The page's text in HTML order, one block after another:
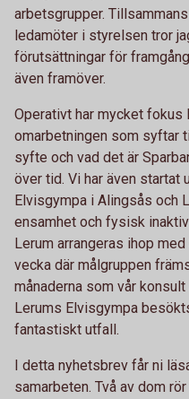
arbetsgrupper.
ledamöter i styrelsen tror
förutsättningar för
även framöver.
Operativt har mycket fokus
omarbetningen som syftar
syfte och vad det är
över tid. Vi har även startat
Elvisgympa i Alingsås och
ensamhet och fysisk
Lerum arrangeras ihop
vecka där målgruppen
månaderna som vår
Lerums Elvisgympa
fantastiskt utfall.
I detta nyhetsbrev får ni
samarbeten. Två av dom